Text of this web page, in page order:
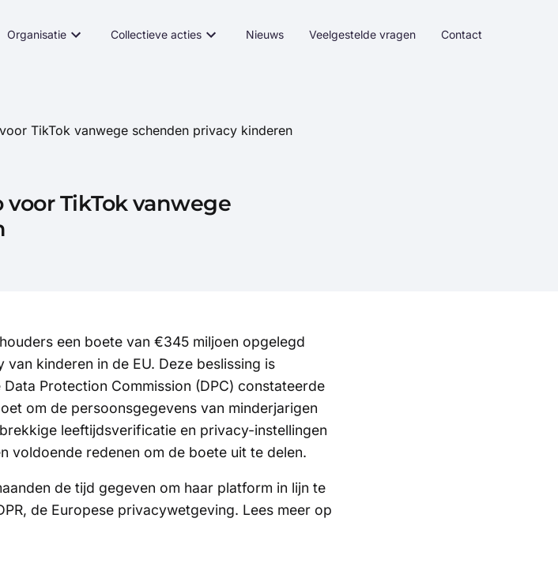
Organisatie Collectieve acties Nieuws Veelgestelde vragen Contact
TikTok vanwege schenden privacy kinderen
TikTok vanwege
een boete van €345 miljoen opgelegd
kinderen in de EU. Deze beslissing is
Protection Commission (DPC) constateerde
om de persoonsgegevens van minderjarigen
leeftijdsverificatie en privacy-instellingen
voldoende redenen om de boete uit te delen.
de tijd gegeven om haar platform in lijn te
de Europese privacywetgeving. Lees meer op